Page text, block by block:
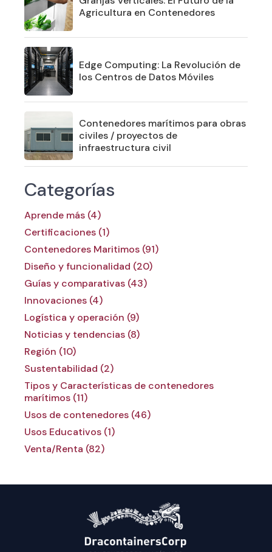
Agricultura en Contenedores
Edge Computing: La Revolución de
los Centros de Datos Móviles
Contenedores marítimos para obras
civiles / proyectos de
infraestructura civil
Categorías
Aprende más (4)
Certificaciones (1)
Contenedores Maritimos (91)
Diseño y funcionalidad (20)
Guías y comparativas (43)
Innovaciones (4)
Logística y operación (9)
Noticias y tendencias (8)
Región (10)
Sustentabilidad (2)
Tipos y Características de contenedores
marítimos (11)
Usos de contenedores (46)
Usos Educativos (1)
Venta/Renta (82)